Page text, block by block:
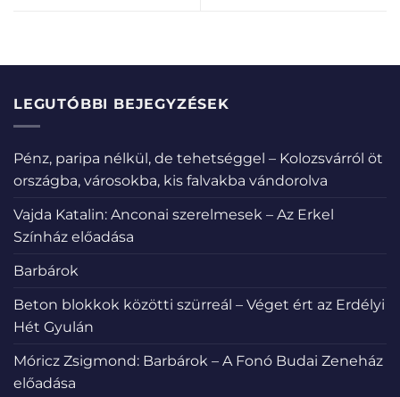
LEGUTÓBBI BEJEGYZÉSEK
Pénz, paripa nélkül, de tehetséggel – Kolozsvárról öt
országba, városokba, kis falvakba vándorolva
Vajda Katalin: Anconai szerelmesek – Az Erkel
Színház előadása
Barbárok
Beton blokkok közötti szürreál – Véget ért az Erdélyi
Hét Gyulán
Móricz Zsigmond: Barbárok – A Fonó Budai Zeneház
előadása